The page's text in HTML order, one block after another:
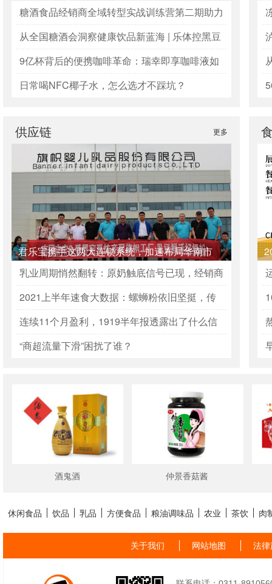
转型实战峰会启幕行业新征程！
糖酒食品经销商全域转型实战训练营第二期助力
生意增长
从全国糖酒会洞察健康饮品新蓝海 | 乐体控黑豆
茶——经销商不容错过的“黄金产品”
9亿杯背后的便携咖啡革命：瑞幸即享咖啡液如
何跑出双位数高增长？
日常喝NFC椰子水，怎么选才不踩坑？
更多
供应链
君乐宝携手这两大连锁系统，加速布局华南市
场！
乳业周期悄然翻转：原奶触底信号已现，经销商
的战略窗口来了
2021上半年速食大数据：螺蛳粉依旧坚挺，传
统品牌重回快速增长
连续11个月盈利，1919半年报透露出了什么信
号？
“商超流量下滑”困扰了谁？
酒鬼酒 仲景香菇酱
休闲食品 饮品 乳品 方便食品 粮油调味品 农业 茶饮 肉
关于我们 网站地图 法律